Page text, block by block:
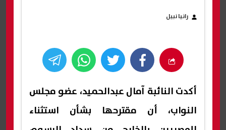
رانيا نبيل
أكدت النائبة آمال عبدالحميد، عضو مجلس
النواب، أن مقترحها بشأن استثناء